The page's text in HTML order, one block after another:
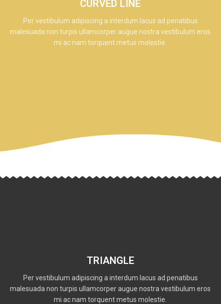
CURVED LINE
Per vestibulum adipiscing a interdum lacus ad penatibus
malesuada non turpis ullamcorper augue nostra vestibulum eros
mi ac nam torquent metus molestie.
TRIANGLE
Per vestibulum adipiscing a interdum lacus ad penatibus
malesuada non turpis ullamcorper augue nostra vestibulum eros
mi ac nam torquent metus molestie.